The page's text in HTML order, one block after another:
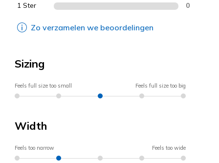
1 Ster 0
Zo verzamelen we beoordelingen
Sizing
Feels full size too small Feels full size too big
Width
Feels too narrow Feels too wide